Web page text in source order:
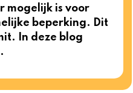
mogelijk is voor
beperking. Dit
In deze blog